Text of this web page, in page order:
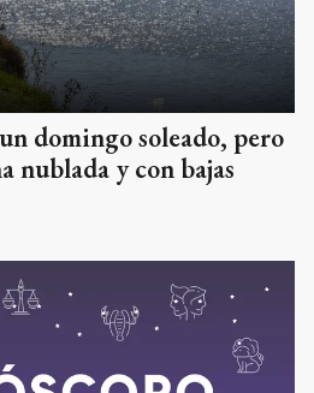
domingo soleado, pero
nublada y con bajas